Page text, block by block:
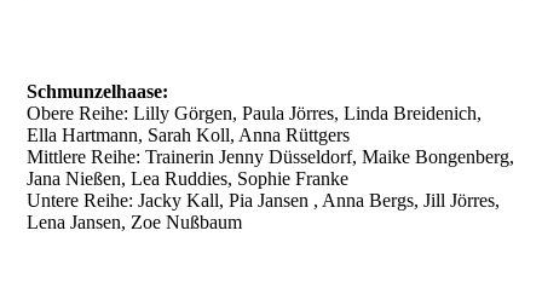
Schmunzelhaase:
Obere Reihe: Lilly Görgen, Paula Jörres, Linda Breidenich,
Ella Hartmann, Sarah Koll, Anna Rüttgers
Mittlere Reihe: Trainerin Jenny Düsseldorf, Maike Bongenberg,
Jana Nießen, Lea Ruddies, Sophie Franke
Untere Reihe: Jacky Kall, Pia Jansen , Anna Bergs, Jill Jörres,
Lena Jansen, Zoe Nußbaum